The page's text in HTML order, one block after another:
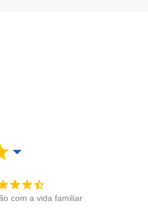
com a vida familiar